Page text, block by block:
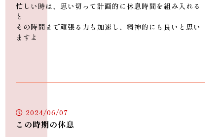
忙しい時は、思い切って計画的に休息時間を組み入れる
と
その時間まで頑張る力も加速し、精神的にも良いと思い
ますよ
2024/06/07
この時期の休息